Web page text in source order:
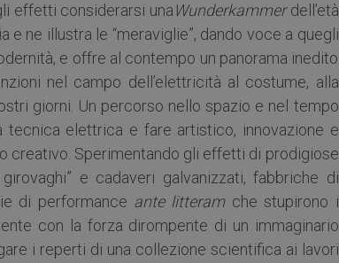
effetti considerarsi una Wunderkammer dell’età
ne illustra le “meraviglie”, dando voce a quegli
e offre al contempo un panorama inedito
nel campo dell’elettricità al costume, alla
giorni. Un percorso nello spazio e nel tempo
elettrica e fare artistico, innovazione e
Sperimentando gli effetti di prodigiose
e cadaveri galvanizzati, fabbriche di
di performance ante litteram che stupirono i
con la forza dirompente di un immaginario
i reperti di una collezione scientifica ai lavori